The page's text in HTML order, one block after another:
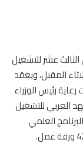
الثالث عشر للتشغيل
المقبل، ويعقد
الحالي تحت رعاية رئيس الوزراء
العربي للتشغيل
العلمي